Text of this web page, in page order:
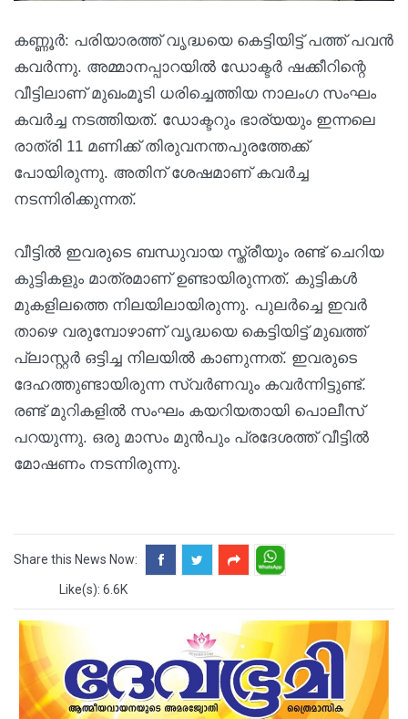
കണ്ണൂർ: പരിയാരത്ത് വൃദ്ധയെ കെട്ടിയിട്ട് പത്ത് പവൻ
കവർന്നു. അമ്മാനപ്പാറയിൽ ഡോക്ടർ ഷക്കീറിന്റെ
വീട്ടിലാണ് മുഖംമൂടി ധരിച്ചെത്തിയ നാലംഗ സംഘം
കവർച്ച നടത്തിയത്. ഡോക്ടറും ഭാര്യയും ഇന്നലെ
രാത്രി 11 മണിക്ക് തിരുവനന്തപുരത്തേക്ക്
പോയിരുന്നു. അതിന് ശേഷമാണ് കവർച്ച
നടന്നിരിക്കുന്നത്.
വീട്ടിൽ ഇവരുടെ ബന്ധുവായ സ്ത്രീയും രണ്ട് ചെറിയ
കുട്ടികളും മാത്രമാണ് ഉണ്ടായിരുന്നത്. കുട്ടികൾ
മുകളിലത്തെ നിലയിലായിരുന്നു. പുലർച്ചെ ഇവർ
താഴെ വരുമ്പോഴാണ് വൃദ്ധയെ കെട്ടിയിട്ട് മുഖത്ത്
പ്ലാസ്റ്റർ ഒട്ടിച്ച നിലയിൽ കാണുന്നത്. ഇവരുടെ
ദേഹത്തുണ്ടായിരുന്ന സ്വർണവും കവർന്നിട്ടുണ്ട്.
രണ്ട് മുറികളിൽ സംഘം കയറിയതായി പൊലീസ്
പറയുന്നു. ഒരു മാസം മുൻപും പ്രദേശത്ത് വീട്ടിൽ
മോഷണം നടന്നിരുന്നു.
Share this News Now:
Like(s): 6.6K